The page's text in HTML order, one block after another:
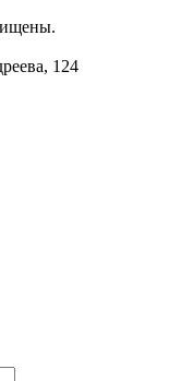
124